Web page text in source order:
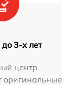
3-х лет
центр
оригинальные